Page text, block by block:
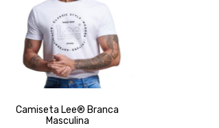
Camiseta Lee® Branca
Masculina